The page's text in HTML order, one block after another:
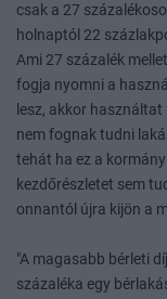
csak a 27
holnaptól 22
Ami 27 százalék
fogja nyomni a
lesz, akkor
nem fognak tudni
tehát ha ez a
kezdőrészletet sem
onnantól újra kijön a
"A magasabb bérleti
százaléka egy